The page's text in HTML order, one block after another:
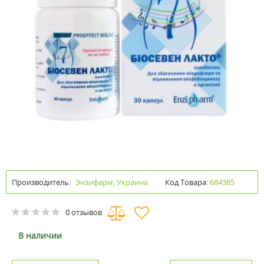
Производитель: Энзифарм, Украина Код Товара:684385
0 отзывов
В наличии